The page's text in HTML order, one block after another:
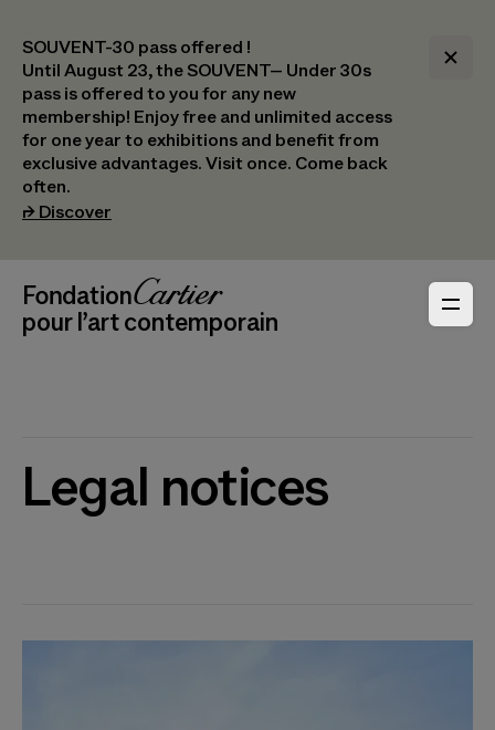
SOUVENT-30 pass offered !
Until August 23, the SOUVENT– Under 30s
pass is offered to you for any new
membership! Enjoy free and unlimited access
for one year to exhibitions and benefit from
exclusive advantages. Visit once. Come back
often.
⮣ Discover
Header Navigation
_logoFondation Cartier
pour l’art contemporain
Legal notices